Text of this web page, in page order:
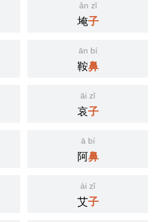
ǎn zǐ
埯子
ān bí
鞍鼻
āi zǐ
哀子
ā bí
阿鼻
ài zǐ
艾子